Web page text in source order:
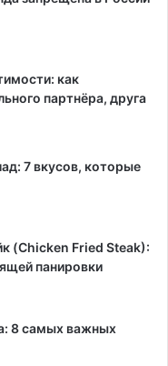
как
партнёра, друга
7 вкусов, которые
(Chicken Fried Steak):
панировки
8 самых важных